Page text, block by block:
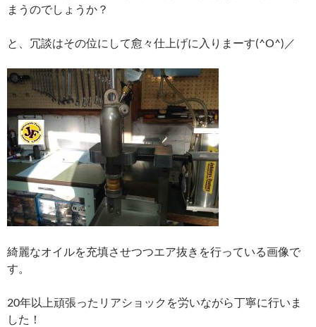
まうのでしょうか？
と、冗談はその位にして愈々仕上げに入りまーす(^O^)／
綺麗なオイルを充填させつつエア抜きを行っている画像で
す。
20年以上頑張ったリアショックを労いながら丁寧に行いま
した！